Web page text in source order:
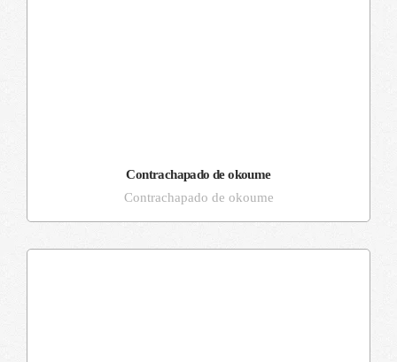
Contrachapado de okoume
Contrachapado de okoume